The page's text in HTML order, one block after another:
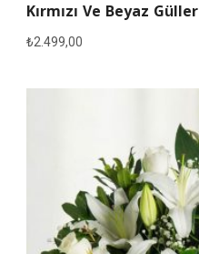
Kırmızı Ve Beyaz Güller
₺2.499,00